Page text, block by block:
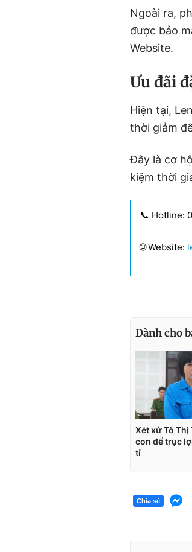
Ngoài ra,
được bảo
Website.
Ưu đãi
Hiện tại,
thời giảm
Đây là cơ
kiệm thời
📞 Hotline:
🌐 Website:
Chia sẻ